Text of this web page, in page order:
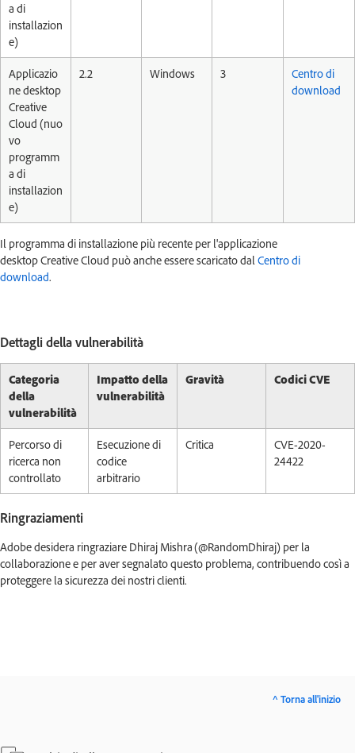
a di
installazion
e)
Applicazio
ne desktop
Creative
Cloud (nuo
vo
programm
a di
installazion
e)
2.2 Windows 3
Centro di
download
Il programma di installazione più recente per l'applicazione
desktop Creative Cloud può anche essere scaricato dalCentro di
download.
Dettagli della vulnerabilità
Categoria
della
vulnerabilità
Impatto della
vulnerabilità
Gravità Codici CVE
Percorso di
ricerca non
controllato
Esecuzione di
codice
arbitrario
Critica
CVE-2020-
24422
Ringraziamenti
Adobe desidera ringraziare Dhiraj Mishra (@RandomDhiraj) per la
collaborazione e per aver segnalato questo problema, contribuendo così a
proteggere la sicurezza dei nostri clienti.
^ Torna all'inizio